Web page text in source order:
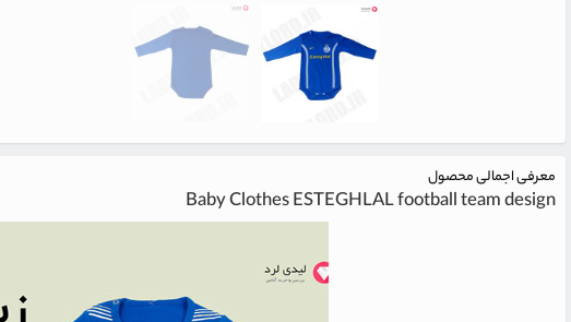
معرفی اجمالی محصول
Baby Clothes ESTEGHLAL football team design